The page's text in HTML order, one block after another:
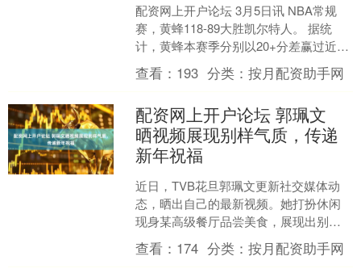
配资网上开户论坛 3月5日讯 NBA常规
赛，黄蜂118-89大胜凯尔特人。 据统
计，黄蜂本赛季分别以20+分差赢过近三
年的总冠军球队；他们于1月6日以124-
9....
查看： 193 分类：按月配资助手网
配资网上开户论坛 郭珮文
晒视频展现别样气质，传递
新年祝福
近日，TVB花旦郭珮文更新社交媒体动
态，晒出自己的最新视频。她打扮休闲
现身某高级餐厅品尝美食，展现出别样
气质，引发广大网友关注与热议。 从视
频中能清晰看到，郭珮....
查看： 174 分类：按月配资助手网